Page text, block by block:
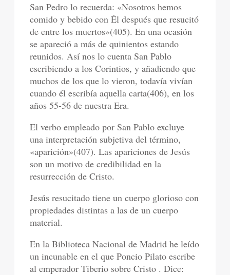
San Pedro lo recuerda: «Nosotros hemos
comido y bebido con Él después que resucitó
de entre los muertos»(405). En una ocasión
se apareció a más de quinientos estando
reunidos. Así nos lo cuenta San Pablo
escribiendo a los Corintios, y añadiendo que
muchos de los que lo vieron, todavía vivían
cuando él escribía aquella carta(406), en los
años 55-56 de nuestra Era.
El verbo empleado por San Pablo excluye
una interpretación subjetiva del término,
«aparición»(407). Las apariciones de Jesús
son un motivo de credibilidad en la
resurrección de Cristo.
Jesús resucitado tiene un cuerpo glorioso con
propiedades distintas a las de un cuerpo
material.
En la Biblioteca Nacional de Madrid he leído
un incunable en el que Poncio Pilato escribe
al emperador Tiberio sobre Cristo . Dice: